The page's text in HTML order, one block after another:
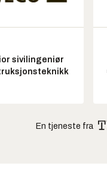
sivilingeniør
En tjeneste fra